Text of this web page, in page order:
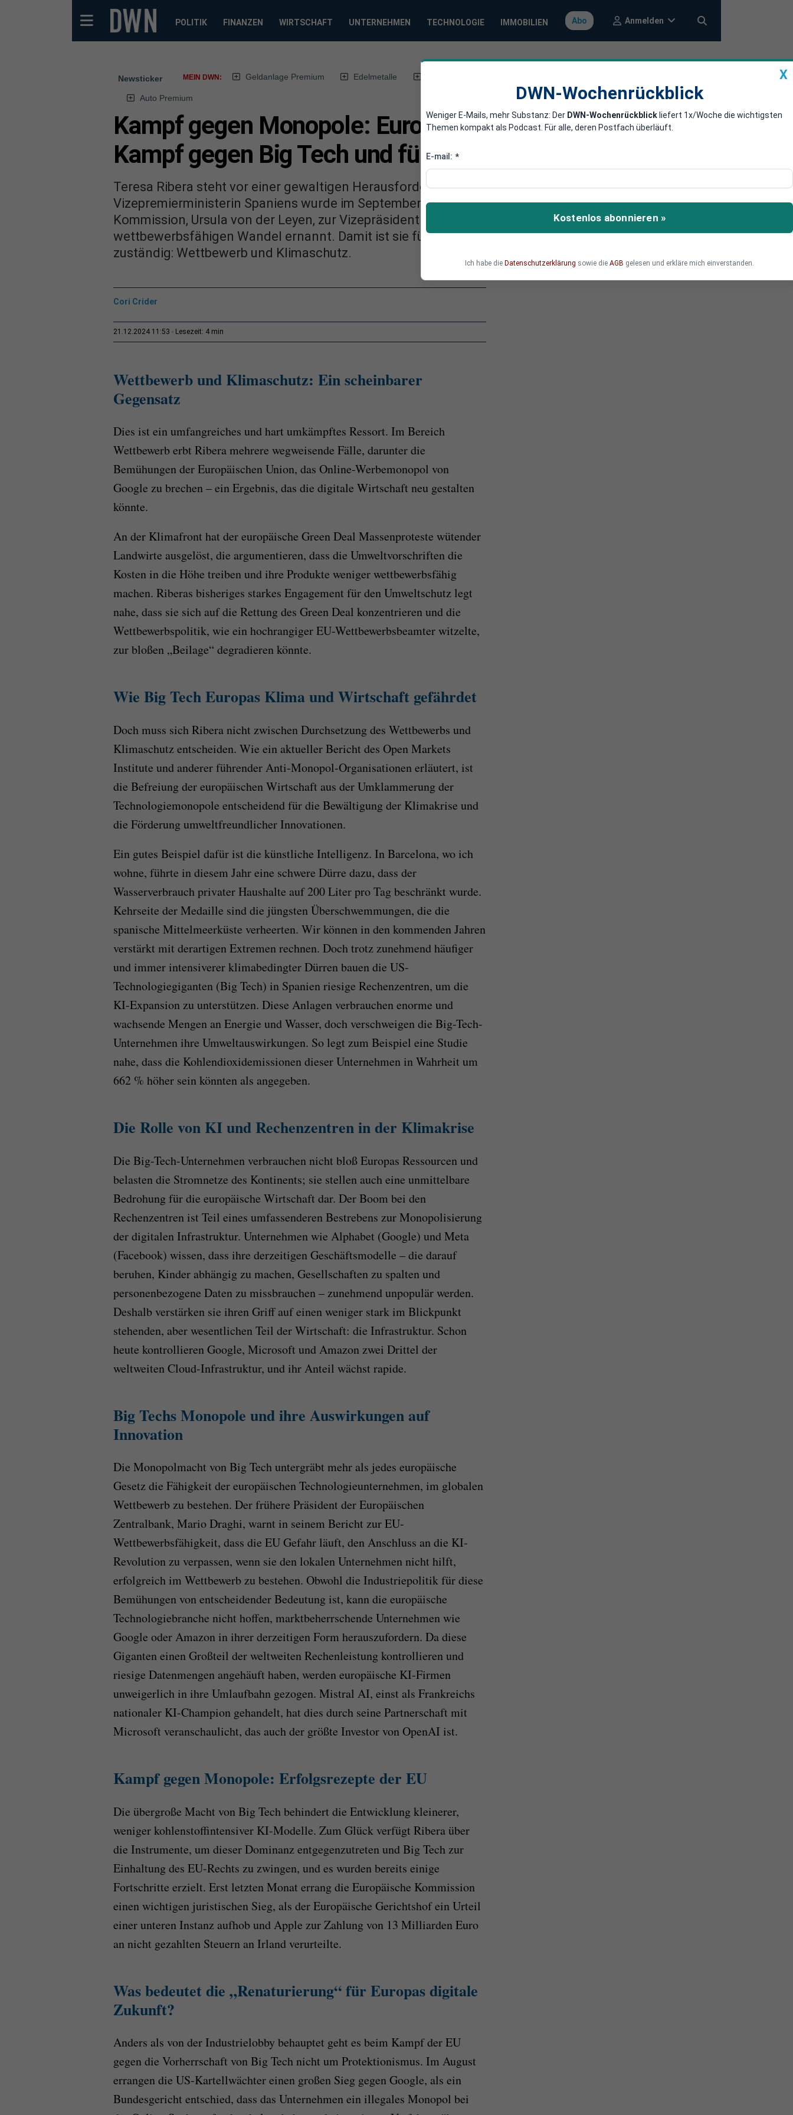
POLITIK FINANZEN WIRTSCHAFT UNTERNEHMEN TECHNOLOGIE IMMOBILIEN Abo Anmelden
Newsticker MEIN DWN: Geldanlage Premium Edelmetalle
Auto Premium
Kampf gegen Monopole: Europas Schlüsselrolle im
Kampf gegen Big Tech und für den Klimaschutz
Teresa Ribera steht vor einer gewaltigen Herausforderung. Die sozialistische
Vizepremierministerin Spaniens wurde im September von der Präsidentin der Europäischen
Kommission, Ursula von der Leyen, zur Vizepräsidentin für einen sauberen, fairen und
wettbewerbsfähigen Wandel ernannt. Damit ist sie für zwei entscheidende Politikbereiche
zuständig: Wettbewerb und Klimaschutz.
Cori Crider
21.12.2024 11:53 Lesezeit: 4 min
Wettbewerb und Klimaschutz: Ein scheinbarer
Gegensatz
Dies ist ein umfangreiches und hart umkämpftes Ressort. Im Bereich
Wettbewerb erbt Ribera mehrere wegweisende Fälle, darunter die
Bemühungen der Europäischen Union, das Online-Werbemonopol von
Google zu brechen – ein Ergebnis, das die digitale Wirtschaft neu gestalten
könnte.
An der Klimafront hat der europäische Green Deal Massenproteste wütender
Landwirte ausgelöst, die argumentieren, dass die Umweltvorschriften die
Kosten in die Höhe treiben und ihre Produkte weniger wettbewerbsfähig
machen. Riberas bisheriges starkes Engagement für den Umweltschutz legt
nahe, dass sie sich auf die Rettung des Green Deal konzentrieren und die
Wettbewerbspolitik, wie ein hochrangiger EU-Wettbewerbsbeamter witzelte,
zur bloßen „Beilage“ degradieren könnte.
Wie Big Tech Europas Klima und Wirtschaft gefährdet
Doch muss sich Ribera nicht zwischen Durchsetzung des Wettbewerbs und
Klimaschutz entscheiden. Wie ein aktueller Bericht des Open Markets
Institute und anderer führender Anti-Monopol-Organisationen erläutert, ist
die Befreiung der europäischen Wirtschaft aus der Umklammerung der
Technologiemonopole entscheidend für die Bewältigung der Klimakrise und
die Förderung umweltfreundlicher Innovationen.
Ein gutes Beispiel dafür ist die künstliche Intelligenz. In Barcelona, wo ich
wohne, führte in diesem Jahr eine schwere Dürre dazu, dass der
Wasserverbrauch privater Haushalte auf 200 Liter pro Tag beschränkt wurde.
Kehrseite der Medaille sind die jüngsten Überschwemmungen, die die
spanische Mittelmeerküste verheerten. Wir können in den kommenden Jahren
verstärkt mit derartigen Extremen rechnen. Doch trotz zunehmend häufiger
und immer intensiverer klimabedingter Dürren bauen die US-
Technologiegiganten (Big Tech) in Spanien riesige Rechenzentren, um die
KI-Expansion zu unterstützen. Diese Anlagen verbrauchen enorme und
wachsende Mengen an Energie und Wasser, doch verschweigen die Big-Tech-
Unternehmen ihre Umweltauswirkungen. So legt zum Beispiel eine Studie
nahe, dass die Kohlendioxidemissionen dieser Unternehmen in Wahrheit um
662 % höher sein könnten als angegeben.
Die Rolle von KI und Rechenzentren in der Klimakrise
Die Big-Tech-Unternehmen verbrauchen nicht bloß Europas Ressourcen und
belasten die Stromnetze des Kontinents; sie stellen auch eine unmittelbare
Bedrohung für die europäische Wirtschaft dar. Der Boom bei den
Rechenzentren ist Teil eines umfassenderen Bestrebens zur Monopolisierung
der digitalen Infrastruktur. Unternehmen wie Alphabet (Google) und Meta
(Facebook) wissen, dass ihre derzeitigen Geschäftsmodelle – die darauf
beruhen, Kinder abhängig zu machen, Gesellschaften zu spalten und
personenbezogene Daten zu missbrauchen – zunehmend unpopulär werden.
Deshalb verstärken sie ihren Griff auf einen weniger stark im Blickpunkt
stehenden, aber wesentlichen Teil der Wirtschaft: die Infrastruktur. Schon
heute kontrollieren Google, Microsoft und Amazon zwei Drittel der
weltweiten Cloud-Infrastruktur, und ihr Anteil wächst rapide.
Big Techs Monopole und ihre Auswirkungen auf
Innovation
Die Monopolmacht von Big Tech untergräbt mehr als jedes europäische
Gesetz die Fähigkeit der europäischen Technologieunternehmen, im globalen
Wettbewerb zu bestehen. Der frühere Präsident der Europäischen
Zentralbank, Mario Draghi, warnt in seinem Bericht zur EU-
Wettbewerbsfähigkeit, dass die EU Gefahr läuft, den Anschluss an die KI-
Revolution zu verpassen, wenn sie den lokalen Unternehmen nicht hilft,
erfolgreich im Wettbewerb zu bestehen. Obwohl die Industriepolitik für diese
Bemühungen von entscheidender Bedeutung ist, kann die europäische
Technologiebranche nicht hoffen, marktbeherrschende Unternehmen wie
Google oder Amazon in ihrer derzeitigen Form herauszufordern. Da diese
Giganten einen Großteil der weltweiten Rechenleistung kontrollieren und
riesige Datenmengen angehäuft haben, werden europäische KI-Firmen
unweigerlich in ihre Umlaufbahn gezogen. Mistral AI, einst als Frankreichs
nationaler KI-Champion gehandelt, hat dies durch seine Partnerschaft mit
Microsoft veranschaulicht, das auch der größte Investor von OpenAI ist.
Kampf gegen Monopole: Erfolgsrezepte der EU
Die übergroße Macht von Big Tech behindert die Entwicklung kleinerer,
weniger kohlenstoffintensiver KI-Modelle. Zum Glück verfügt Ribera über
die Instrumente, um dieser Dominanz entgegenzutreten und Big Tech zur
Einhaltung des EU-Rechts zu zwingen, und es wurden bereits einige
Fortschritte erzielt. Erst letzten Monat errang die Europäische Kommission
einen wichtigen juristischen Sieg, als der Europäische Gerichtshof ein Urteil
einer unteren Instanz aufhob und Apple zur Zahlung von 13 Milliarden Euro
an nicht gezahlten Steuern an Irland verurteilte.
Was bedeutet die „Renaturierung“ für Europas digitale
Zukunft?
Anders als von der Industrielobby behauptet geht es beim Kampf der EU
gegen die Vorherrschaft von Big Tech nicht um Protektionismus. Im August
errangen die US-Kartellwächter einen großen Sieg gegen Google, als ein
Bundesgericht entschied, dass das Unternehmen ein illegales Monopol bei
X
DWN-Wochenrückblick
Weniger E-Mails, mehr Substanz: Der DWN-Wochenrückblick liefert 1x/Woche die wichtigsten
Themen kompakt als Podcast. Für alle, deren Postfach überläuft.
E-mail: *
Kostenlos abonnieren »
Ich habe die Datenschutzerklärung sowie die AGB gelesen und erkläre mich einverstanden.